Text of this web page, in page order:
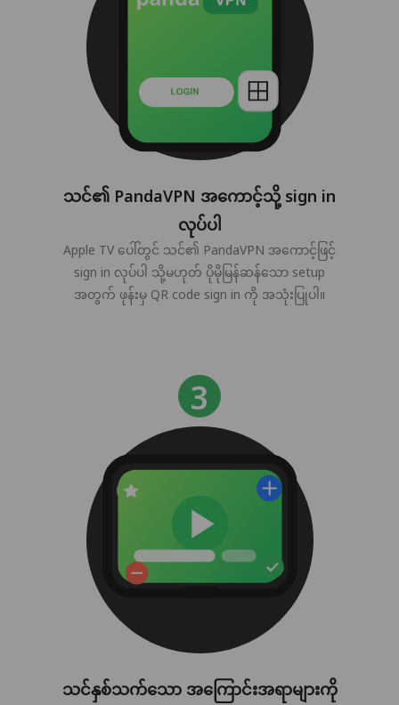
သင်၏ PandaVPN အကောင့်သို့ sign in
လုပ်ပါ
Apple TV ပေါ်တွင် သင်၏ PandaVPN အကောင့်ဖြင့်
sign in လုပ်ပါ သို့မဟုတ် ပိုမိုမြန်ဆန်သော setup
အတွက် ဖုန်းမှ QR code sign in ကို အသုံးပြုပါ။
သင်နှစ်သက်သော အကြောင်းအရာများကို